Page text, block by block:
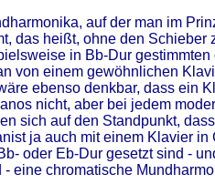
auf der man im
das heißt, ohne den
in Bb-Dur
von einem gewöhnlichen
ebenso denkbar, dass
nicht, aber bei jedem
sich auf den Standpunkt,
ja auch mit einem Klavier
oder Eb-Dur gesetzt sind -
eine chromatische